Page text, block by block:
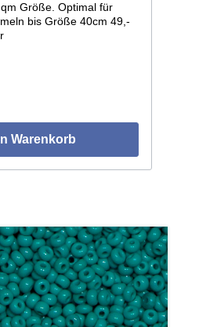
Größe. Optimal für
bis Größe 40cm 49,-
Warenkorb